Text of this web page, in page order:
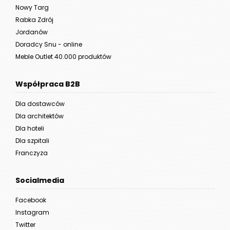
Nowy Targ
Rabka Zdrój
Jordanów
Doradcy Snu - online
Meble Outlet 40.000 produktów
Współpraca B2B
Dla dostawców
Dla architektów
Dla hoteli
Dla szpitali
Franczyza
Socialmedia
Facebook
Instagram
Twitter